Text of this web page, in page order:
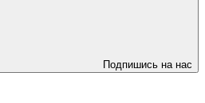
Подпишись на нас